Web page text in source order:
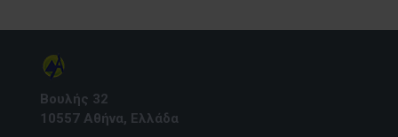
Βουλής 32
10557 Αθήνα, Ελλάδα